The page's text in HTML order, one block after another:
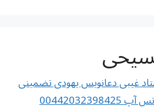
غیبی دعانویس یهودی تضمینی